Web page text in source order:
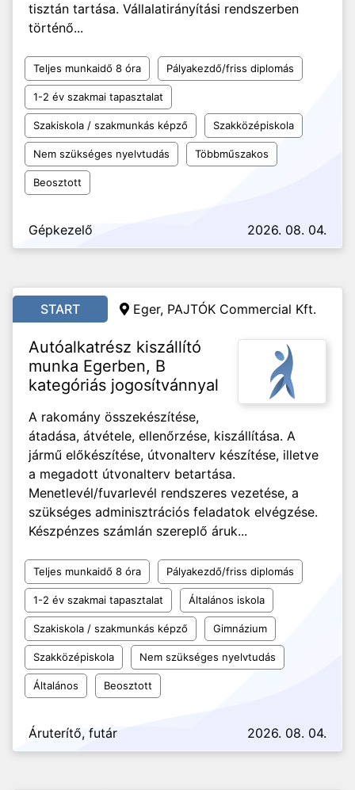
tisztán tartása. Vállalatirányítási rendszerben
történő...
Teljes munkaidő 8 óra Pályakezdő/friss diplomás
1-2 év szakmai tapasztalat
Szakiskola / szakmunkás képző Szakközépiskola
Nem szükséges nyelvtudás Többműszakos
Beosztott
Gépkezelő 2026. 08. 04.
START Eger, PAJTÓK Commercial Kft.
Autóalkatrész kiszállító
munka Egerben, B
kategóriás jogosítvánnyal
A rakomány összekészítése,
átadása, átvétele, ellenőrzése, kiszállítása. A
jármű előkészítése, útvonalterv készítése, illetve
a megadott útvonalterv betartása.
Menetlevél/fuvarlevél rendszeres vezetése, a
szükséges adminisztrációs feladatok elvégzése.
Készpénzes számlán szereplő áruk...
Teljes munkaidő 8 óra Pályakezdő/friss diplomás
1-2 év szakmai tapasztalat Általános iskola
Szakiskola / szakmunkás képző Gimnázium
Szakközépiskola Nem szükséges nyelvtudás
Általános Beosztott
Áruterítő, futár 2026. 08. 04.